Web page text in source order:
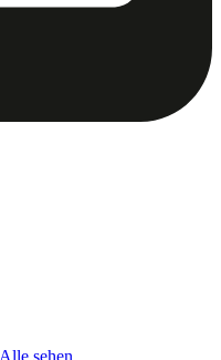
Alle sehen